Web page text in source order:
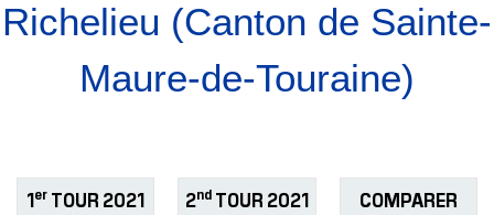
Richelieu (Canton de Sainte-
Maure-de-Touraine)
1er TOUR 2021 2ndTOUR 2021
COMPARER